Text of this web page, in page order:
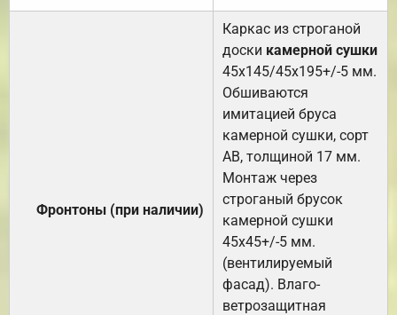
Фронтоны (при наличии)
Каркас из строганой
доски камерной сушки
45х145/45х195+/-5 мм.
Обшиваются
имитацией бруса
камерной сушки, сорт
АВ, толщиной 17 мм.
Монтаж через
строганый брусок
камерной сушки
45х45+/-5 мм.
(вентилируемый
фасад). Влаго-
ветрозащитная